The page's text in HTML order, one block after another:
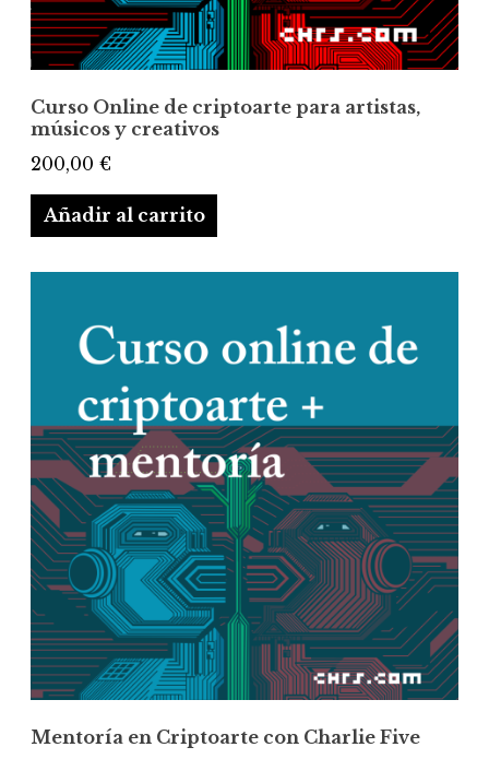
Curso Online de criptoarte para artistas,
músicos y creativos
200,00 €
Añadir al carrito
Mentoría en Criptoarte con Charlie Five